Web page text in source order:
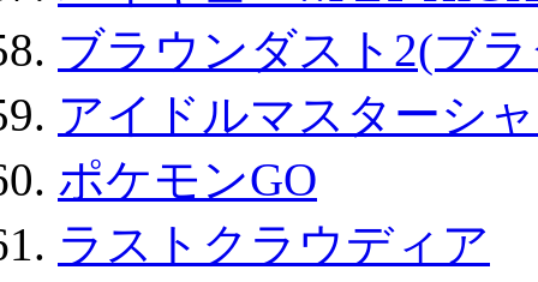
ブラウンダスト2(ブ
アイドルマスターシ
ポケモンGO
ラストクラウディア